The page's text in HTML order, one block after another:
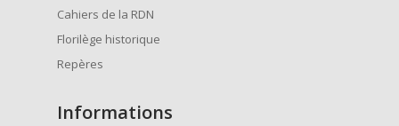
Cahiers de la RDN
Florilège historique
Repères
Informations